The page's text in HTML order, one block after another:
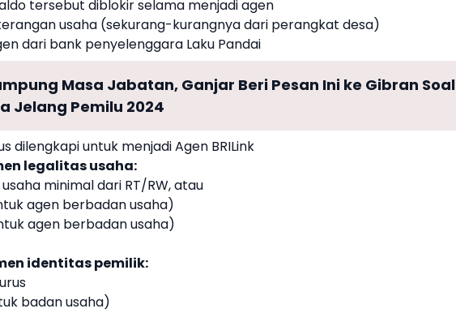
tersebut diblokir selama menjadi agen
usaha (sekurang-kurangnya dari perangkat desa)
dari bank penyelenggara Laku Pandai
Masa Jabatan, Ganjar Beri Pesan Ini ke Gibran Soal
Jelang Pemilu 2024
dilengkapi untuk menjadi Agen BRILink
legalitas usaha:
minimal dari RT/RW, atau
agen berbadan usaha)
agen berbadan usaha)
identitas pemilik:
badan usaha)